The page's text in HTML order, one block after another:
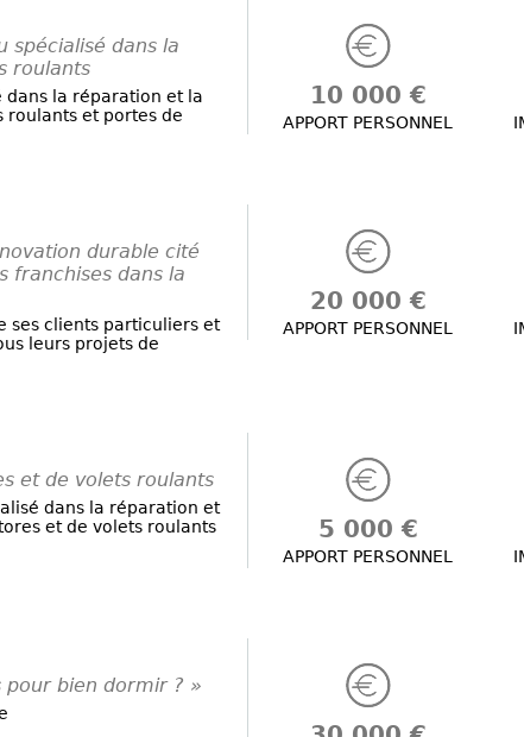
spécialisé dans la
roulants
dans la réparation et la
roulants et portes de
10 000 €
APPORT PERSONNEL
durable cité
franchises dans la
ses clients particuliers et
leurs projets de
20 000 €
APPORT PERSONNEL
et de volets roulants
dans la réparation et
et de volets roulants
5 000 €
APPORT PERSONNEL
pour bien dormir ? »